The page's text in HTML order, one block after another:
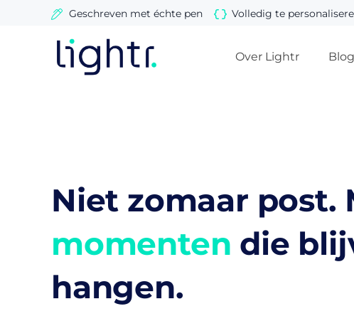
Geschreven met échte pen Volledig te
Over Lightr Blog
Niet zomaar post.
momenten die
hangen.